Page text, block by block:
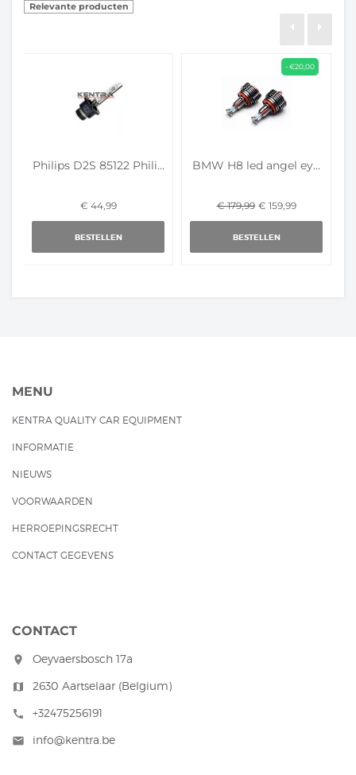
Relevante producten
Philips D2S 85122 Philip...
€ 44,99
BESTELLEN
- €20,00
BMW H8 led angel eyes vo...
€ 179,99 € 159,99
BESTELLEN
MENU
KENTRA QUALITY CAR EQUIPMENT
INFORMATIE
NIEUWS
VOORWAARDEN
HERROEPINGSRECHT
CONTACT GEGEVENS
CONTACT
room Oeyvaersbosch 17a
map 2630 Aartselaar (Belgium)
call +32475256191
mail info@kentra.be